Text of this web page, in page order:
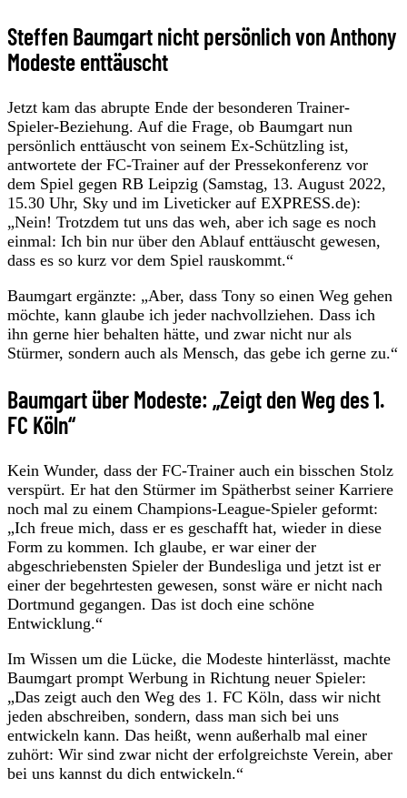
Steffen Baumgart nicht persönlich von Anthony
Modeste enttäuscht
Jetzt kam das abrupte Ende der besonderen Trainer-
Spieler-Beziehung. Auf die Frage, ob Baumgart nun
persönlich enttäuscht von seinem Ex-Schützling ist,
antwortete der FC-Trainer auf der Pressekonferenz vor
dem Spiel gegen RB Leipzig (Samstag, 13. August 2022,
15.30 Uhr, Sky und im Liveticker auf EXPRESS.de):
„Nein! Trotzdem tut uns das weh, aber ich sage es noch
einmal: Ich bin nur über den Ablauf enttäuscht gewesen,
dass es so kurz vor dem Spiel rauskommt.“
Baumgart ergänzte: „Aber, dass Tony so einen Weg gehen
möchte, kann glaube ich jeder nachvollziehen. Dass ich
ihn gerne hier behalten hätte, und zwar nicht nur als
Stürmer, sondern auch als Mensch, das gebe ich gerne zu.“
Baumgart über Modeste: „Zeigt den Weg des 1.
FC Köln“
Kein Wunder, dass der FC-Trainer auch ein bisschen Stolz
verspürt. Er hat den Stürmer im Spätherbst seiner Karriere
noch mal zu einem Champions-League-Spieler geformt:
„Ich freue mich, dass er es geschafft hat, wieder in diese
Form zu kommen. Ich glaube, er war einer der
abgeschriebensten Spieler der Bundesliga und jetzt ist er
einer der begehrtesten gewesen, sonst wäre er nicht nach
Dortmund gegangen. Das ist doch eine schöne
Entwicklung.“
Im Wissen um die Lücke, die Modeste hinterlässt, machte
Baumgart prompt Werbung in Richtung neuer Spieler:
„Das zeigt auch den Weg des 1. FC Köln, dass wir nicht
jeden abschreiben, sondern, dass man sich bei uns
entwickeln kann. Das heißt, wenn außerhalb mal einer
zuhört: Wir sind zwar nicht der erfolgreichste Verein, aber
bei uns kannst du dich entwickeln.“